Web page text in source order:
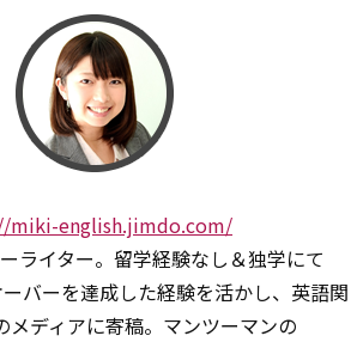
miki-english.jimdo.com/
ライター。留学経験なし＆独学にて
バーを達成した経験を活かし、英語関
メディアに寄稿。マンツーマンの